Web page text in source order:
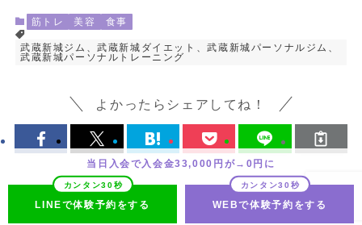
筋トレ 美容 食事
武蔵新城ジム、武蔵新城ダイエット、武蔵新城パーソナルジム、
武蔵新城パーソナルトレーニング
よかったらシェアしてね！
当日入会で入会金33,000円が→0円に
LINEで体験予約をする WEBで体験予約をする